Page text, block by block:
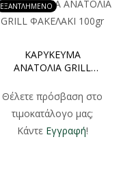
ΕΞΑΝΤΛΗΜΕΝΟ
ΚΑΡΥΚΕΥΜΑ
ΑΝΑΤΟΛΙΑ GRILL
Θέλετε πρόσβαση στο
τιμοκατάλογο μας;
Κάντε Εγγραφή!